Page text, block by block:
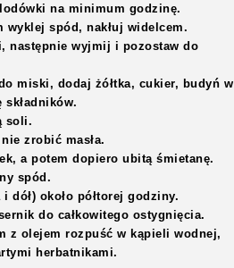
na minimum godzinę.
wyklej spód, nakłuj widelcem.
następnie wyjmij i pozostaw do
miski, dodaj żółtka, cukier, budyń w
soli.
zrobić masła.
a potem dopiero ubitą śmietanę.
spód.
dół) około półtorej godziny.
do całkowitego ostygnięcia.
z olejem rozpuść w kąpieli wodnej,
herbatnikami.